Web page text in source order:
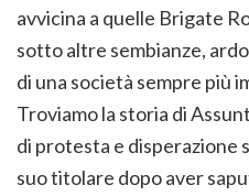
avvicina a quelle Brigate
sotto altre sembianze,
di una società sempre più
Troviamo la storia di
di protesta e disperazione
suo titolare dopo aver